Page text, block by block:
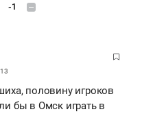
-1
половину игроков
бы в Омск играть в